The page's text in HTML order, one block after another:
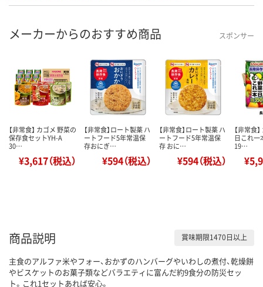
メーカーからのおすすめ商品 スポンサー
【非常食】 カゴメ 野菜の
保存食セットYH-A
30…
¥3,617（税込）
【非常食】ロート製薬 ハ
ートフード5年常温保
存おにぎ…
¥594（税込）
【非常食】ロート製薬 ハ
ートフード5年常温保
存 おに…
¥594（税込）
【非常食
日これ一
19…
商品説明 賞味期限1470日以上
主食のアルファ米やフォー、おかずのハンバーグやいわしの煮付、乾燥餅
やビスケットのお菓子類などバラエティに富んだ約9食分の防災セッ
ト。これ1セットあれば安心。